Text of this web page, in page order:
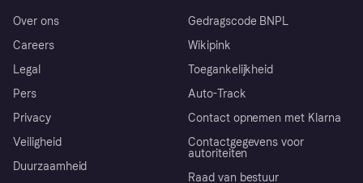
Over ons
Careers
Legal
Pers
Privacy
Veiligheid
Duurzaamheid
Gedragscode BNPL
Wikipink
Toegankelijkheid
Auto-Track
Contact opnemen met Klarna
Contactgegevens voor
autoriteiten
Raad van bestuur